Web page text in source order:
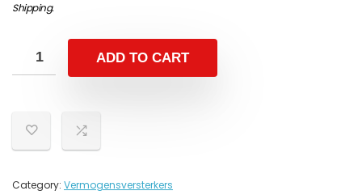
Shipping.
ADD TO CART
Category: Vermogensversterkers